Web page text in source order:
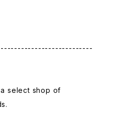
select shop of